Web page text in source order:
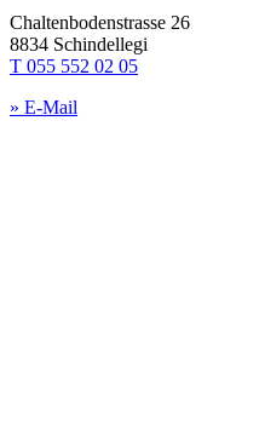
Chaltenbodenstrasse 26
8834 Schindellegi
T 055 552 02 05
» E-Mail